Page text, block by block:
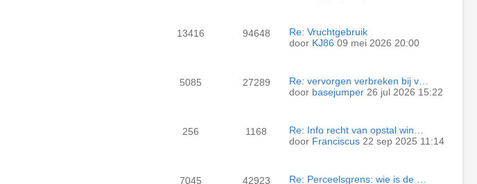
13416 94648
Re: Vruchtgebruik
door KJ86 09 mei 2026 20:00
5085 27289
Re: vervorgen verbreken bij v…
door basejumper 26 jul 2026 15:22
256 1168
Re: Info recht van opstal win…
door Franciscus 22 sep 2025 11:14
7045 42923
Re: Perceelsgrens: wie is de …